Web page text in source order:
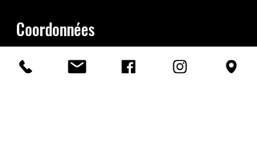
Coordonnées
1265 Rue Union, Sainte-Catherine, QC,
Canada